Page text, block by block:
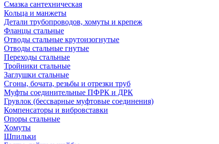
Смазка сантехническая
Кольца и манжеты
Детали трубопроводов, хомуты и крепеж
Фланцы стальные
Отводы стальные крутоизогнутые
Отводы стальные гнутые
Переходы стальные
Тройники стальные
Заглушки стальные
Сгоны, бочата, резьбы и отрезки труб
Муфты соединительные ПФРК и ДРК
Грувлок (бессварные муфтовые соединения)
Компенсаторы и вибровставки
Опоры стальные
Хомуты
Шпильки